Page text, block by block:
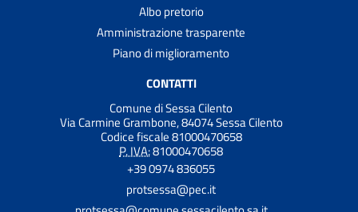
Albo pretorio
Amministrazione trasparente
Piano di miglioramento
CONTATTI
Comune di Sessa Cilento
Via Carmine Grambone, 84074 Sessa Cilento
Codice fiscale 81000470658
P. IVA:81000470658
+39 0974 836055
protsessa@pec.it